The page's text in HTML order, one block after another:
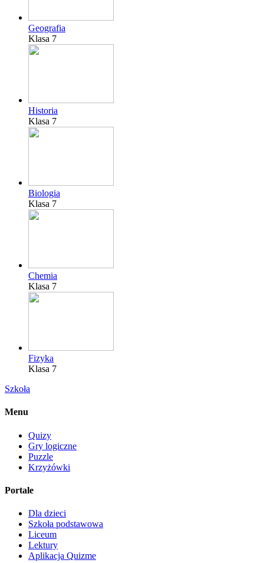
Geografia
Klasa 7
Historia
Klasa 7
Biologia
Klasa 7
Chemia
Klasa 7
Fizyka
Klasa 7
Szkoła
Menu
Quizy
Gry logiczne
Puzzle
Krzyżówki
Portale
Dla dzieci
Szkoła podstawowa
Liceum
Lektury
Aplikacja Quizme